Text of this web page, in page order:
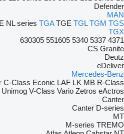
Defender
MAN
NL series TGA TGE TGL TGM TGS
TGX
4371
5337
5340
551605
630305
CS Granite
Deutz
eDeliver
Mercedes-Benz
C-Class Econic LAF LK MB R-Class
Unimog V-Class Vario Zetros eActros
Canter
Canter D-series
MT
M-series TREMO